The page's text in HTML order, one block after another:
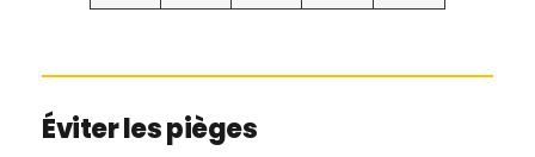
Éviter les pièges